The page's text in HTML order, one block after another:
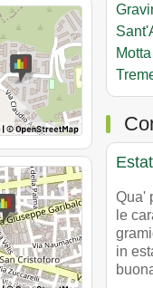
Qua'
le
in